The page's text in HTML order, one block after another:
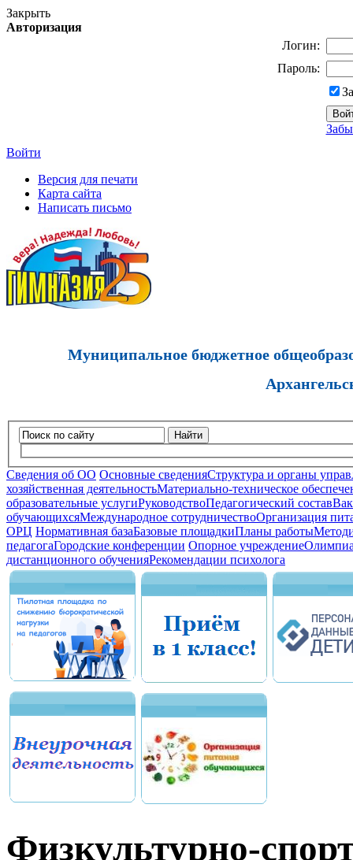
Закрыть
Авторизация
Логин:
Пароль:
Войти
Версия для печати
Карта сайта
Написать письмо
Муниципальное бюджетное
Найти
Сведения об ОО Основные сведенияСтруктура и органы
хозяйственная деятельностьМатериально-техническое
образовательные услугиРуководствоПедагогический состав
обучающихсяМеждународное сотрудничествоОрганизация
ОРЦ Нормативная базаБазовые площадкиПланы работы
педагогаГородские конференции Опорное учреждение
дистанционного обученияРекомендации психолога
Физкультурно-